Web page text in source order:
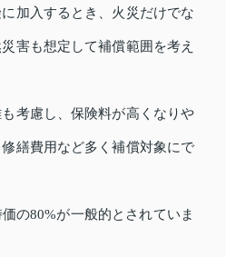
加入するとき、火災だけでな
害も想定して補償範囲を考え
考慮し、保険料が高くなりや
繕費用など多く補償対象にで
の80%が一般的とされていま